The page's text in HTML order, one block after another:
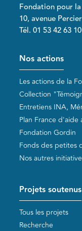
Fondation pour
10, avenue
Tél. 01 53 42 63 10
Pied de page
Nos actions
Les actions de la
Collection
Entretiens INA,
Plan France d'aide
Fondation Gordin
Fonds des petites
Nos autres
Projets soutenus
Tous les projets
Recherche